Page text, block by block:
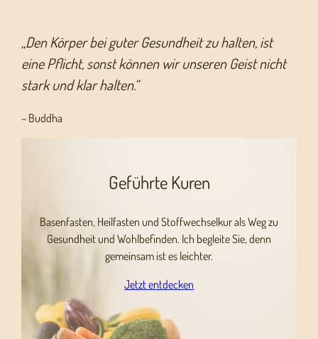
„Den Körper bei guter Gesundheit zu halten, ist
eine Pflicht, sonst können wir unseren Geist nicht
stark und klar halten.“
– Buddha
Geführte Kuren
Basenfasten, Heilfasten und Stoffwechselkur als Weg zu
Gesundheit und Wohlbefinden. Ich begleite Sie, denn
gemeinsam ist es leichter.
Jetzt entdecken